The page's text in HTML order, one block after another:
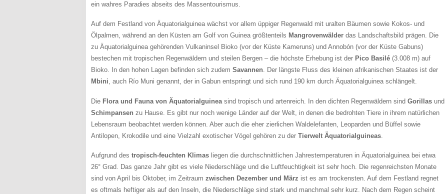
ein wahres Paradies abseits des Massentourismus.
Auf dem Festland von Äquatorialguinea wächst vor allem üppiger Regenwald mit uralten Bäumen sowie Kokos- und
Ölpalmen, während an den Küsten am Golf von Guinea größtenteils Mangrovenwälder das Landschaftsbild prägen. Die
zu Äquatorialguinea gehörenden Vulkaninsel Bioko (vor der Küste Kameruns) und Annobón (vor der Küste Gabuns)
bestechen mit tropischen Regenwäldern und steilen Bergen – die höchste Erhebung ist der Pico Basilé (3.008 m) auf
Bioko. In den hohen Lagen befinden sich zudem Savannen. Der längste Fluss des kleinen afrikanischen Staates ist der
Mbini, auch Río Muni genannt, der in Gabun entspringt und sich rund 190 km durch Äquatorialguinea schlängelt.
Die Flora und Fauna von Äquatorialguinea sind tropisch und artenreich. In den dichten Regenwäldern sind Gorillas und
Schimpansen zu Hause. Es gibt nur noch wenige Länder auf der Welt, in denen die bedrohten Tiere in ihrem natürlichen
Lebensraum beobachtet werden können. Aber auch die eher zierlichen Waldelefanten, Leoparden und Büffel sowie
Antilopen, Krokodile und eine Vielzahl exotischer Vögel gehören zu der Tierwelt Äquatorialguineas
Aufgrund des tropisch-feuchten Klimas liegen die durchschnittlichen Jahrestemperaturen in Äquatorialguinea bei etwa
26° Grad. Das ganze Jahr gibt es viele Niederschläge und die Luftfeuchtigkeit ist sehr hoch. Die regenreichsten Monate
sind von April bis Oktober, im Zeitraum zwischen Dezember und März ist es am trockensten. Auf dem Festland regnet
es oftmals heftiger als auf den Inseln, die Niederschläge sind stark und manchmal sehr kurz. Nach dem Regen scheint